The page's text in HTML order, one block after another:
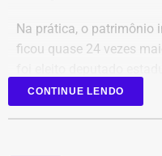
Na prática, o patrimônio
ficou quase 24 vezes
Brasil.
CONTINUE LENDO